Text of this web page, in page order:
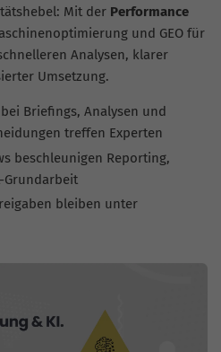
Mit der Performance
und GEO für
Analysen, klarer
Umsetzung.
Briefings, Analysen und
treffen Experten
beschleunigen Reporting,
bleiben unter